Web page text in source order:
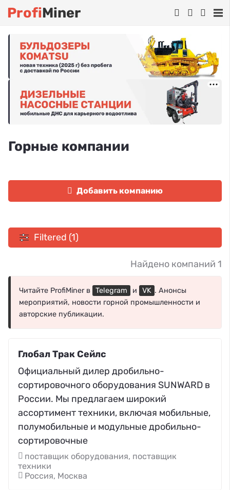
ProfiMiner
Горные компании
Добавить компанию
Filtered (1)
Найдено компаний 1
Читайте ProfiMiner в Telegram и VK . Анонсы
мероприятий, новости горной промышленности и
авторские публикации.
Глобал Трак Сейлс
Официальный дилер дробильно-
сортировочного оборудования SUNWARD в
России. Мы предлагаем широкий
ассортимент техники, включая мобильные,
полумобильные и модульные дробильно-
сортировочные
поставщик оборудования, поставщик
техники
Россия, Москва